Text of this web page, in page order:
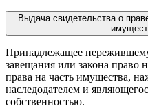
Выдача свидетельства о
Принадлежащее
завещания или закона право
права на часть имущества,
наследодателем и
собственностью.